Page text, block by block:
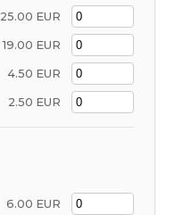
25.00 EUR
19.00 EUR
4.50 EUR
2.50 EUR
6.00 EUR